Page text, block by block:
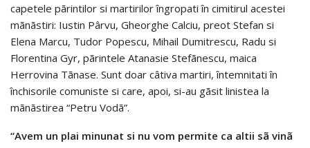
capetele pãrintilor si martirilor îngropati în cimitirul acestei
mãnãstiri: Iustin Pârvu, Gheorghe Calciu, preot Stefan si
Elena Marcu, Tudor Popescu, Mihail Dumitrescu, Radu si
Florentina Gyr, pãrintele Atanasie Stefãnescu, maica
Herrovina Tãnase. Sunt doar câtiva martiri, întemnitati în
închisorile comuniste si care, apoi, si-au gãsit linistea la
mãnãstirea “Petru Vodã”.
“Avem un plai minunat si nu vom permite ca altii sã vinã